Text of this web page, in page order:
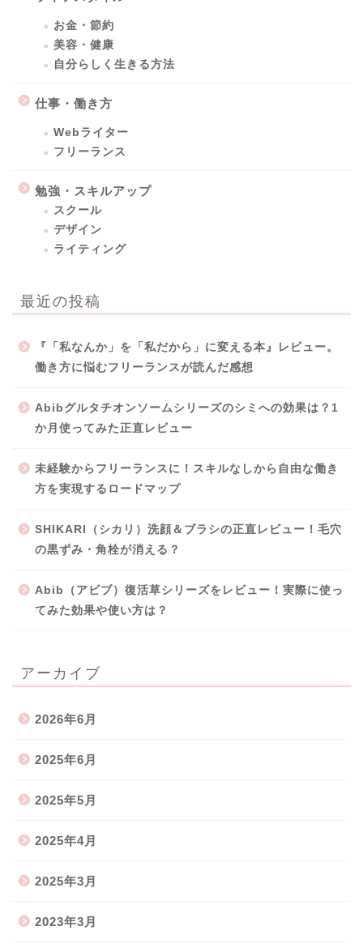
お金・節約
美容・健康
自分らしく生きる方法
仕事・働き方
Webライター
フリーランス
勉強・スキルアップ
スクール
デザイン
ライティング
最近の投稿
『「私なんか」を「私だから」に変える本』レビュー。
働き方に悩むフリーランスが読んだ感想
Abibグルタチオンソームシリーズのシミへの効果は？1
か月使ってみた正直レビュー
未経験からフリーランスに！スキルなしから自由な働き
方を実現するロードマップ
SHIKARI（シカリ）洗顔＆ブラシの正直レビュー！毛穴
の黒ずみ・角栓が消える？
Abib（アビブ）復活草シリーズをレビュー！実際に使っ
てみた効果や使い方は？
アーカイブ
2026年6月
2025年6月
2025年5月
2025年4月
2025年3月
2023年3月